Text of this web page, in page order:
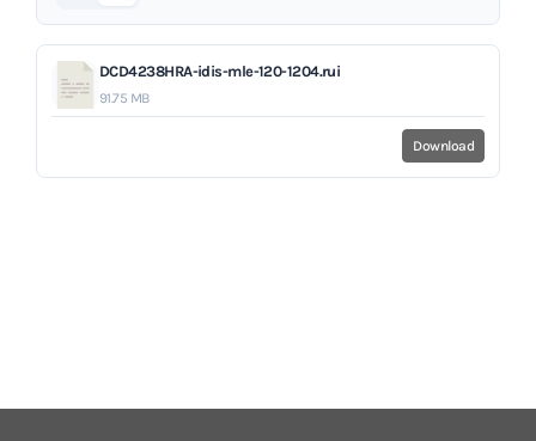
DCD4238HRA-idis-mle-120-1204.rui
91.75 MB
Download